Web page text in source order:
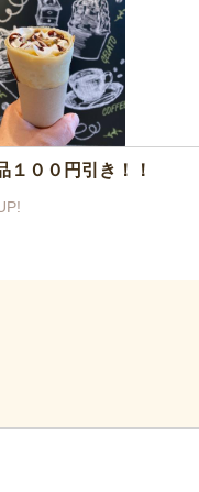
１００円引き！！